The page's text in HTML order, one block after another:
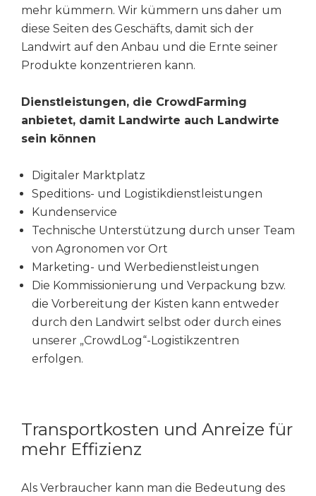
mehr kümmern. Wir kümmern uns daher um
diese Seiten des Geschäfts, damit sich der
Landwirt auf den Anbau und die Ernte seiner
Produkte konzentrieren kann.
Dienstleistungen, die CrowdFarming
anbietet, damit Landwirte auch Landwirte
sein können
Digitaler Marktplatz
Speditions- und Logistikdienstleistungen
Kundenservice
Technische Unterstützung durch unser Team
von Agronomen vor Ort
Marketing- und Werbedienstleistungen
Die Kommissionierung und Verpackung bzw.
die Vorbereitung der Kisten kann entweder
durch den Landwirt selbst oder durch eines
unserer „CrowdLog“-Logistikzentren
erfolgen.
Transportkosten und Anreize für
mehr Effizienz
Als Verbraucher kann man die Bedeutung des